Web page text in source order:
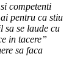
competenti
pentru ca stiu
sa se laude cu
in tacere”
sa faca